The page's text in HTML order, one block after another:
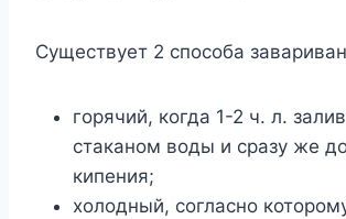
Существует 2 способа
горячий, когда 1-2 ч. л.
стаканом воды и сразу же
кипения;
холодный, согласно